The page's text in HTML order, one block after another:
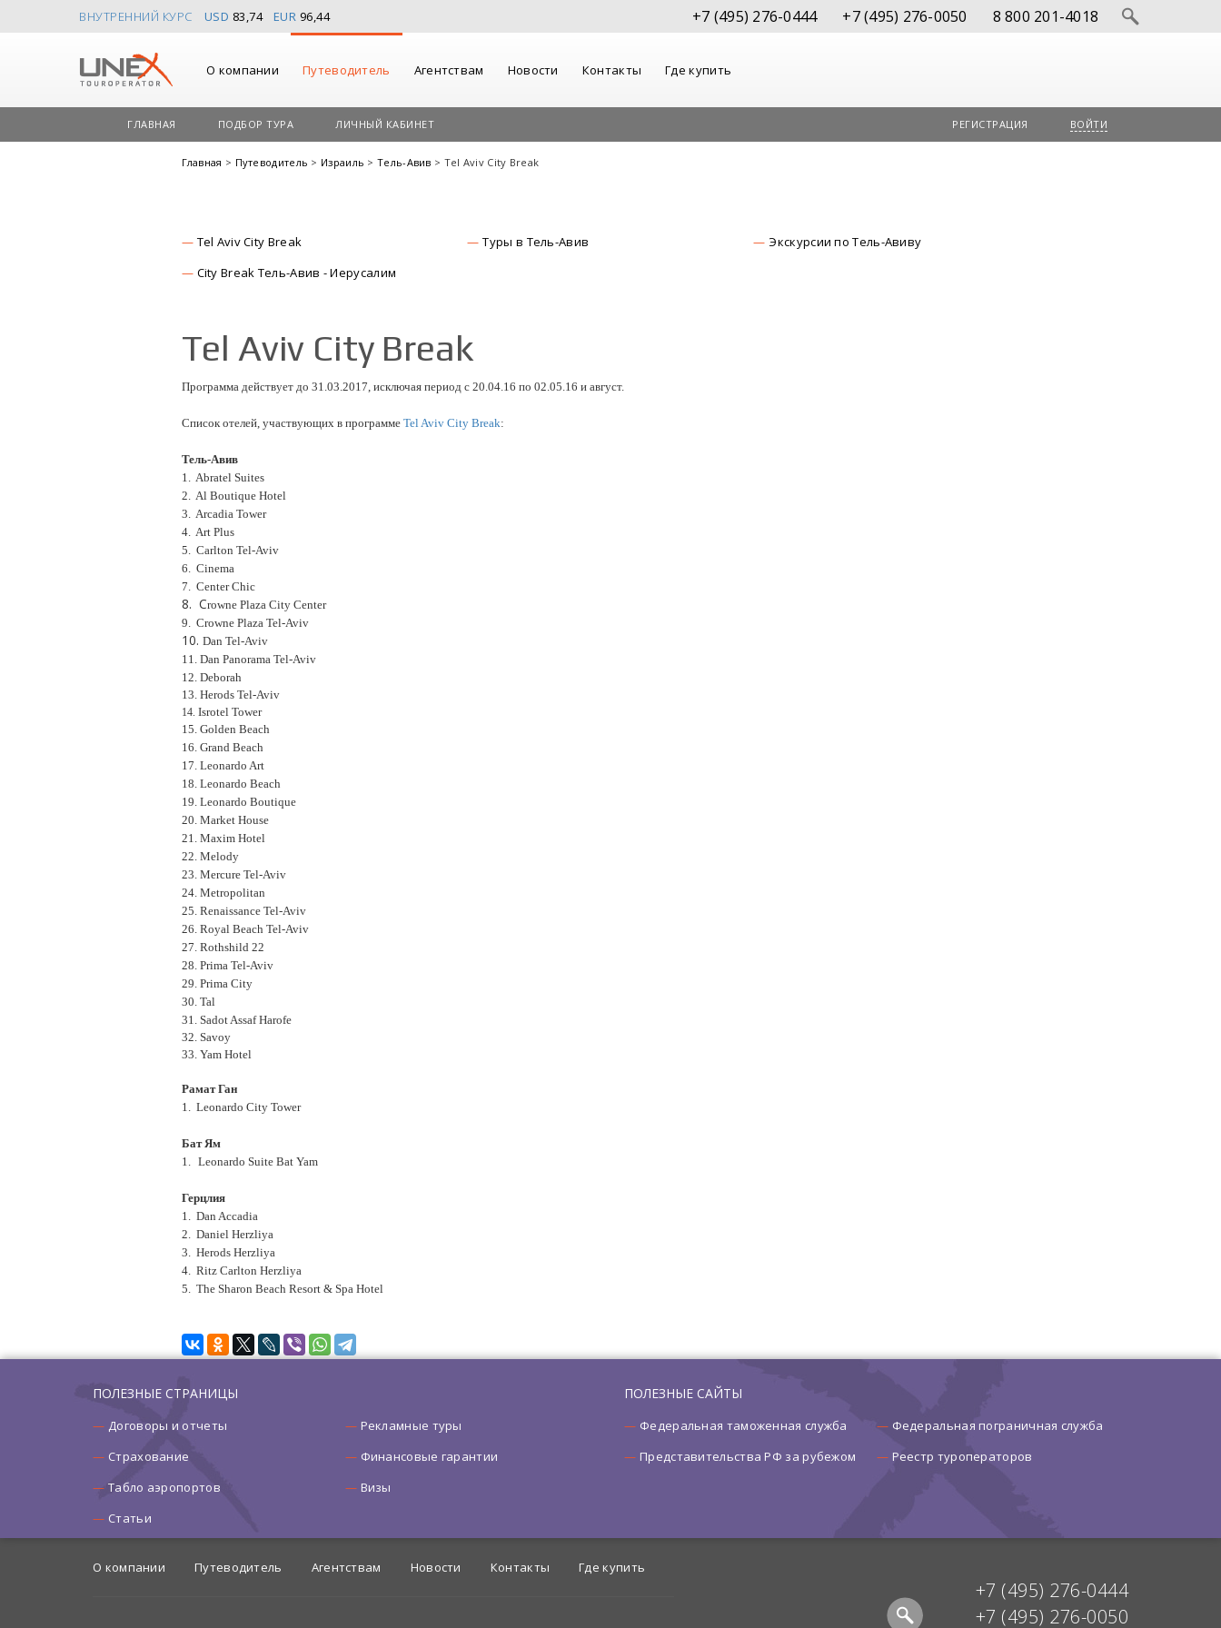
ВНУТРЕННИЙ КУРС USD 83,74 EUR 96,44 +7 (495) 276-0444 +7 (495) 276-0050 8 800 201-4018
О компании Путеводитель Агентствам Новости Контакты Где купить
ГЛАВНАЯ ПОДБОР ТУРА ЛИЧНЫЙ КАБИНЕТ РЕГИСТРАЦИЯ ВОЙТИ
Главная > Путеводитель > Израиль >Тель-Авив > Tel Aviv City Break
Tel Aviv City Break Туры в Тель-Авив
Экскурсии по Тель-Авиву
City Break Тель-Авив - Иерусалим
Tel Aviv City Break
Программа действует до 31.03.2017, исключая период с 20.04.16 по 02.05.16 и август.
Список отелей, участвующих в программе Tel Aviv City Break:
Тель-Авив
1. Abratel Suites
2. Al Boutique Hotel
3. Arcadia Tower
4. Art Plus
5. Carlton Tel-Aviv
6. Cinema
7. Center Chic
8. Crowne Plaza City Center
9. Сrowne Plaza Tel-Aviv
10. Dan Tel-Aviv
11. Dan Panorama Tel-Aviv
12. Deborah
13. Herods Tel-Aviv
14. Isrotel Tower
15. Golden Beach
16. Grand Beach
17. Leonardo Art
18. Leonardo Beach
19. Leonardo Boutique
20. Market House
21. Maxim Hotel
22. Melody
23. Mercure Tel-Aviv
24. Metropolitan
25. Renaissance Tel-Aviv
26. Royal Beach Tel-Aviv
27. Rothshild 22
28. Prima Tel-Aviv
29. Prima City
30. Tal
31. Sadot Assaf Harofe
32. Savoy
33. Yam Hotel
Рамат Ган
1. Leonardo City Tower
Бат Ям
1. Leonardo Suite Bat Yam
Герцлия
1. Dan Accadia
2. Daniel Herzliya
3. Herods Herzliya
4. Ritz Carlton Herzliya
5. The Sharon Beach Resort & Spa Hotel
ПОЛЕЗНЫЕ СТРАНИЦЫ
Договоры и отчеты
Рекламные туры
Страхование
Финансовые гарантии
Табло аэропортов
Визы
Статьи
ПОЛЕЗНЫЕ САЙТЫ
Федеральная таможенная служба
Федеральная пограничная служба
Представительства РФ за рубежом
Реестр туроператоров
+7 (495) 276-0444
+7 (495) 276-0050
О компании Путеводитель Агентствам Новости Контакты Где купить